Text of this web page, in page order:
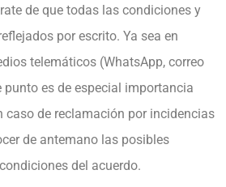
de que todas las condiciones y
por escrito. Ya sea en
telemáticos (WhatsApp, correo
punto es de especial importancia
caso de reclamación por incidencias
de antemano las posibles
del acuerdo.